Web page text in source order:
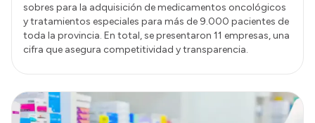
sobres para la adquisición de medicamentos oncológicos
y tratamientos especiales para más de 9.000 pacientes de
toda la provincia. En total, se presentaron 11 empresas, una
cifra que asegura competitividad y transparencia.